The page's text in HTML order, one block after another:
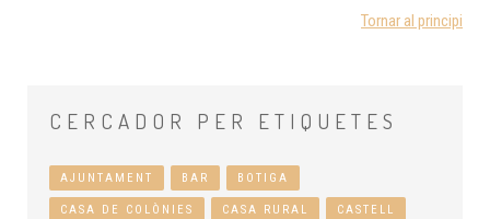
Tornar al principi
CERCADOR PER ETIQUETES
AJUNTAMENT BAR BOTIGA
CASA DE COLÒNIES CASA RURAL CASTELL